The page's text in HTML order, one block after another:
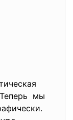
Теперь мы